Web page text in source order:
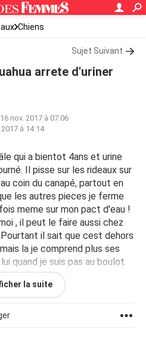
Chiens
Sujet Suivant
arrete d'uriner
nov. 2017 à 07:06
2017 à 14:14
qui a bientot 4ans et urine
Il pisse sur les rideaux sur
coin du canapé, partout en
les autres pieces je ferme
meme sur mon pact d'eau !
, il peut le faire aussi chez
il sait que cest dehors
la je comprend plus ses
quand je suis pas au boulot.
sa , sachant que cest
et il a du mal avec
la suite